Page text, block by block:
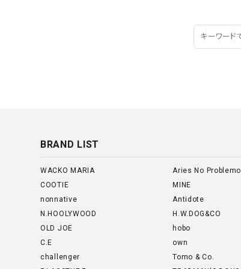
BRAND LIST
WACKO MARIA
COOTIE
nonnative
N.HOOLYWOOD
OLD JOE
C.E
challenger
Aries No Problemo
MINE
Antidote
H.W.DOG&CO
hobo
own
Tomo & Co.